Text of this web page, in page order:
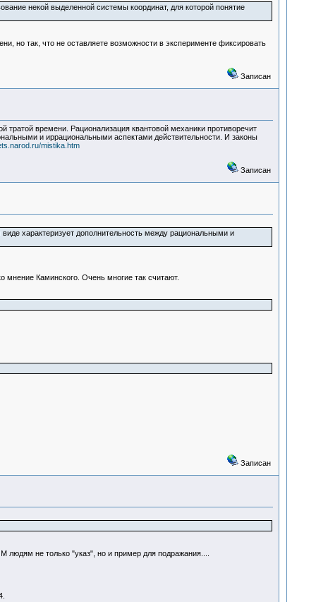
некой выделенной системы координат, для которой понятие
но так, что не оставляете возможности в эксперименте фиксировать
Записан
времени. Рационализация квантовой механики противоречит
и иррациональными аспектами действительности. И законы
mistika.htm
Записан
характеризует дополнительность между рациональными и
мнение Каминского. Очень многие так считают.
Записан
не только "указ", но и пример для подражания....